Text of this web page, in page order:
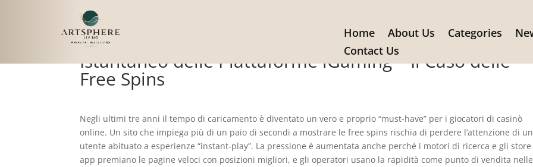
Home About Us Categories
Contact Us
Velocità e Verità: Smontiamo i Miti sul Caricamento
Istantaneo delle Piattaforme iGaming – Il Caso delle
Free Spins
Negli ultimi tre anni il tempo di caricamento è diventato un vero e proprio “must‑have” per i giocatori di casinò
online. Un sito che impiega più di un paio di secondi a mostrare le free spins rischia di perdere l’attenzione di un
utente abituato a esperienze “instant‑play”. La pressione è aumentata anche perché i motori di ricerca e gli
app premiano le pagine veloci con posizioni migliori, e gli operatori usano la rapidità come punto di vendita nelle